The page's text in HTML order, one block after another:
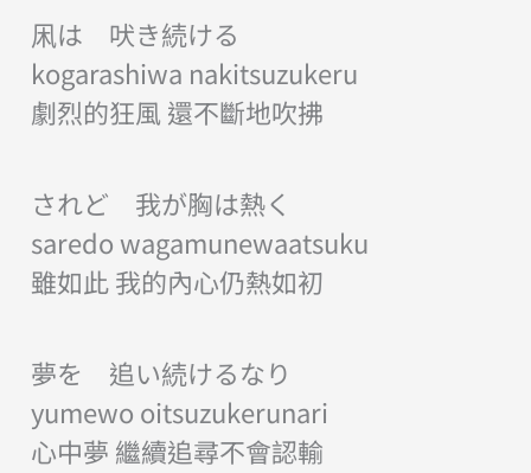
凩は 吠き続ける
kogarashiwa nakitsuzukeru
劇烈的狂風 還不斷地吹拂
されど 我が胸は熱く
saredo wagamunewaatsuku
雖如此 我的內心仍熱如初
夢を 追い続けるなり
yumewo oitsuzukerunari
心中夢 繼續追尋不會認輸